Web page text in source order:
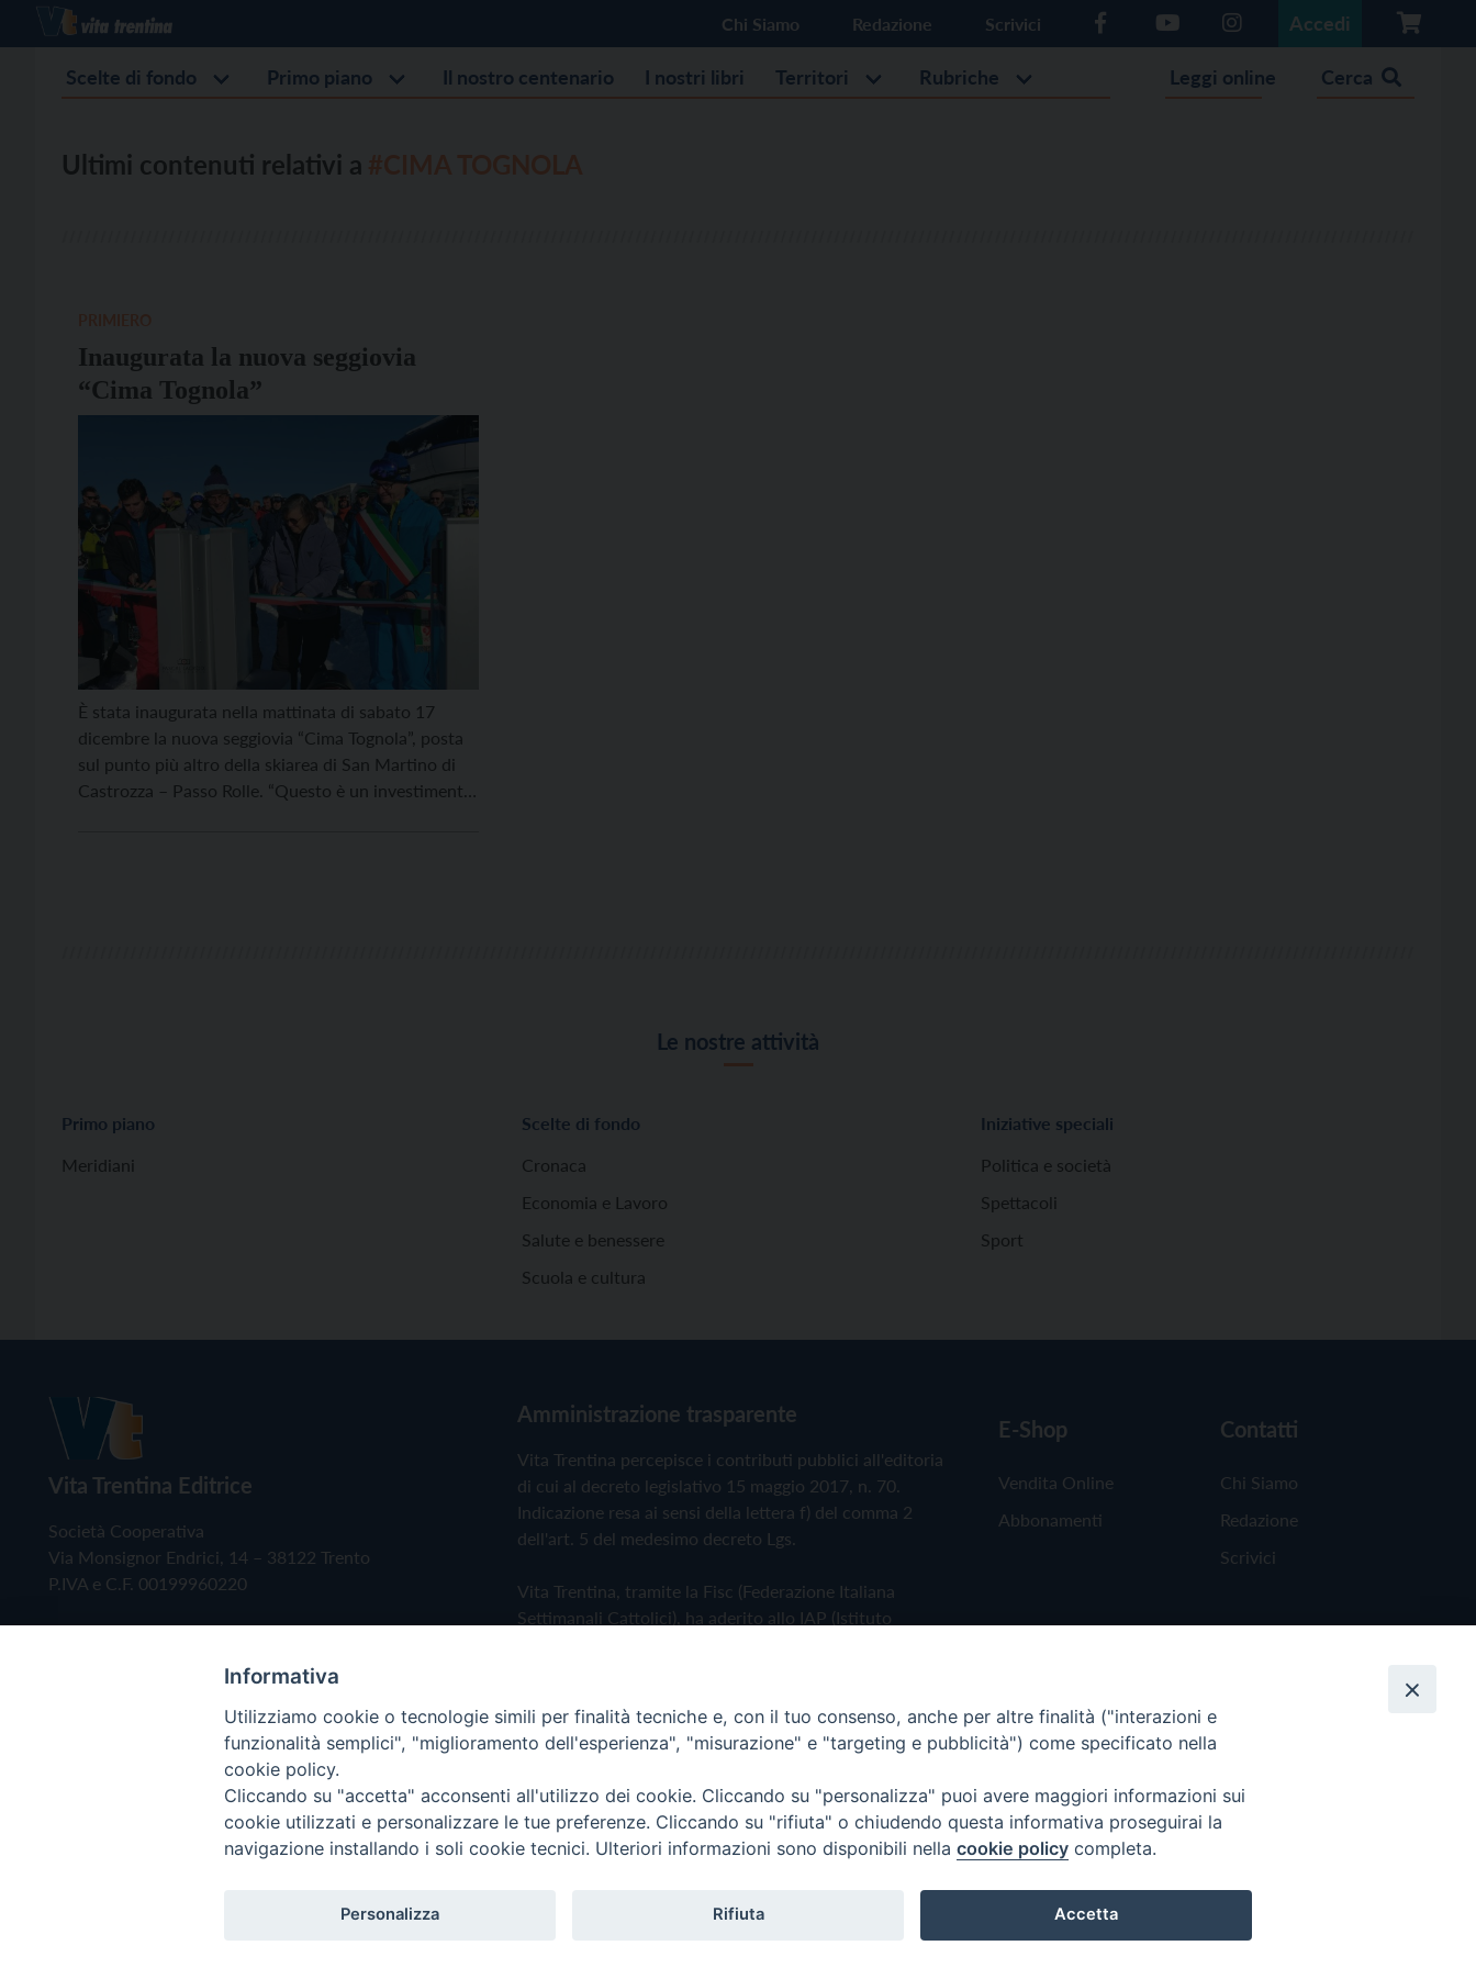
Chi Siamo Redazione Scrivici Accedi
Scelte di fondo Primo piano Il nostro centenario I nostri libri Territori Rubriche Leggi online Cerca
Ultimi contenuti relativi a
Inaugurata la nuova seggiovia
“Cima Tognola”
È stata inaugurata nella mattinata di sabato 17
dicembre la nuova seggiovia “Cima Tognola”, posta
sul punto più altro della skiarea di San Martino di
Castrozza – Passo Rolle. “Questo è un investimento
Le nostre attività
Primo piano
Meridiani
Scelte di fondo
Cronaca
Economia e Lavoro
Salute e benessere
Scuola e cultura
Iniziative speciali
Politica e società
Spettacoli
Sport
Vita Trentina Editrice
Società Cooperativa
Via Monsignor Endrici, 14 – 38122 Trento
P.IVA e C.F. 00199960220
Amministrazione trasparente
Vita Trentina percepisce i contributi pubblici all'editoria
di cui al decreto legislativo 15 maggio 2017, n. 70.
Indicazione resa ai sensi della lettera f) del comma 2
dell'art. 5 del medesimo decreto Lgs.
Vita Trentina, tramite la Fisc (Federazione Italiana
Settimanali Cattolici), ha aderito allo IAP (Istituto
Privacy Policy Cookie Policy
E-Shop
Vendita Online
Abbonamenti
Contatti
Chi Siamo
Redazione
Scrivici
Copyright © 2019 - Tutti i diritti riservati - Vita Trentina Editrice
Informativa
Utilizziamo cookie o tecnologie simili per finalità tecniche e, con il tuo consenso, anche per altre finalità ("interazioni e
funzionalità semplici", "miglioramento dell'esperienza", "misurazione" e "targeting e pubblicità") come specificato nella
cookie policy.
Cliccando su "accetta" acconsenti all'utilizzo dei cookie. Cliccando su "personalizza" puoi avere maggiori informazioni sui
cookie utilizzati e personalizzare le tue preferenze. Cliccando su "rifiuta" o chiudendo questa informativa proseguirai la
navigazione installando i soli cookie tecnici. Ulteriori informazioni sono disponibili nella cookie policy completa.
Personalizza Rifiuta Accetta